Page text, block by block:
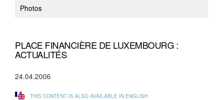
Photos
PLACE FINANCIÈRE DE LUXEMBOURG :
ACTUALITÉS
24.04.2006
THIS CONTENT IS ALSO AVAILABLE IN ENGLISH